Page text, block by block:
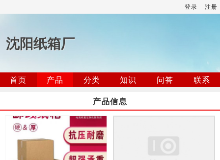
登录 注册
沈阳纸箱厂
首页 产品 分类 知识 问答
联系
产品信息